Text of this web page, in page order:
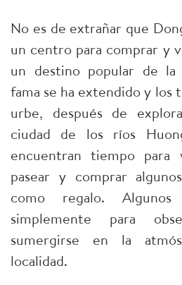
No es de extrañar que
un centro para comprar y
un destino popular de la
fama se ha extendido y los
urbe, después de
ciudad de los ríos
encuentran tiempo para
pasear y comprar
como regalo.
simplemente para
sumergirse en la
localidad.